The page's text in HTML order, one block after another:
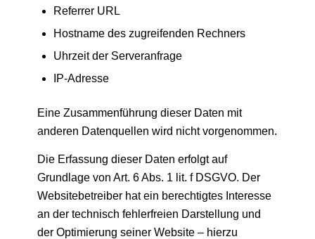
Referrer URL
Hostname des zugreifenden Rechners
Uhrzeit der Serveranfrage
IP-Adresse
Eine Zusammenführung dieser Daten mit
anderen Datenquellen wird nicht vorgenommen.
Die Erfassung dieser Daten erfolgt auf
Grundlage von Art. 6 Abs. 1 lit. f DSGVO. Der
Websitebetreiber hat ein berechtigtes Interesse
an der technisch fehlerfreien Darstellung und
der Optimierung seiner Website – hierzu